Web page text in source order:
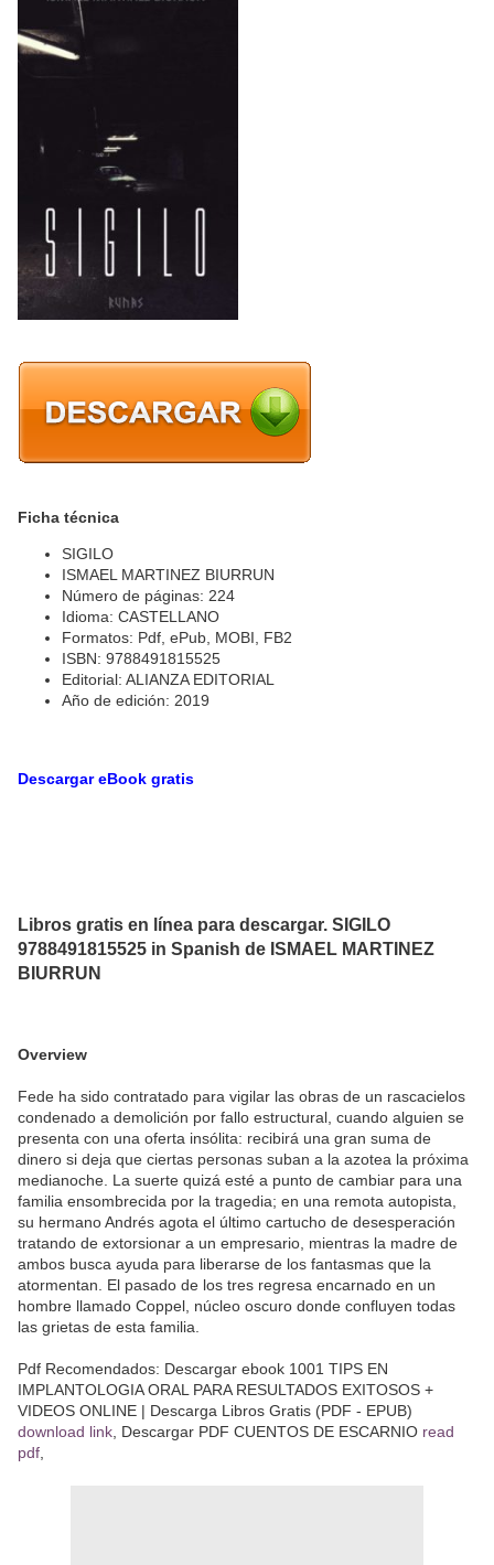
Ficha técnica
SIGILO
ISMAEL MARTINEZ BIURRUN
Número de páginas: 224
Idioma: CASTELLANO
Formatos: Pdf, ePub, MOBI, FB2
ISBN: 9788491815525
Editorial: ALIANZA EDITORIAL
Año de edición: 2019
Descargar eBook gratis
Libros gratis en línea para descargar. SIGILO
9788491815525 in Spanish de ISMAEL MARTINEZ
BIURRUN
Overview
Fede ha sido contratado para vigilar las obras de un rascacielos
condenado a demolición por fallo estructural, cuando alguien se
presenta con una oferta insólita: recibirá una gran suma de
dinero si deja que ciertas personas suban a la azotea la próxima
medianoche. La suerte quizá esté a punto de cambiar para una
familia ensombrecida por la tragedia; en una remota autopista,
su hermano Andrés agota el último cartucho de desesperación
tratando de extorsionar a un empresario, mientras la madre de
ambos busca ayuda para liberarse de los fantasmas que la
atormentan. El pasado de los tres regresa encarnado en un
hombre llamado Coppel, núcleo oscuro donde confluyen todas
las grietas de esta familia.
Pdf Recomendados: Descargar ebook 1001 TIPS EN
IMPLANTOLOGIA ORAL PARA RESULTADOS EXITOSOS +
VIDEOS ONLINE | Descarga Libros Gratis (PDF - EPUB)
download link , Descargar PDF CUENTOS DE ESCARNIO read
pdf